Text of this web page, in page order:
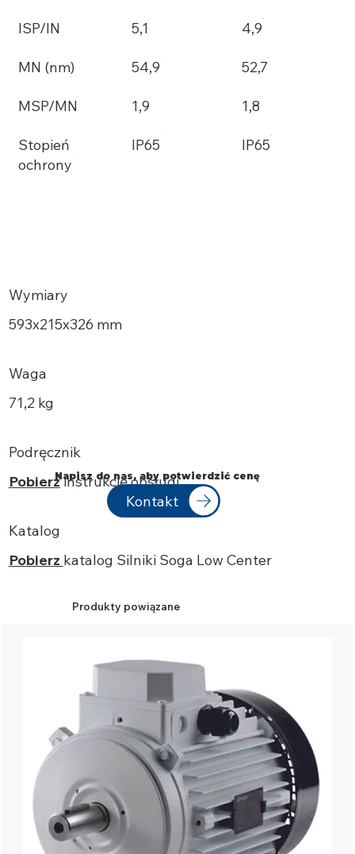
ISP/IN 5,1 4,9
MN (nm) 54,9 52,7
MSP/MN 1,9 1,8
Stopień
ochrony
IP65 IP65
Wymiary
593x215x326 mm
Waga
71,2 kg
Podręcznik
Pobierzinstrukcję obsługi
Katalog
Pobierz katalog Silniki Soga Low Center
Napisz do nas, aby potwierdzić cenę
Kontakt
Produkty powiązane